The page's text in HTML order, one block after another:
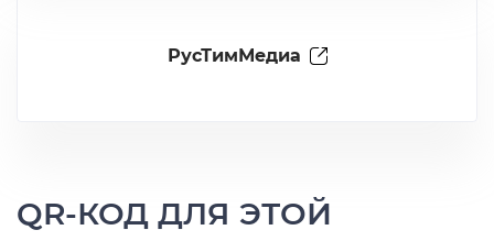
РусТимМедиа
QR-КОД ДЛЯ ЭТОЙ